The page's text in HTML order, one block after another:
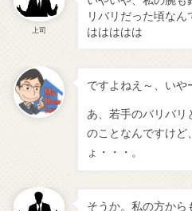
上司
リバリだった頃な
ははははは
ですよねえ～、いや
あ、若手のバリバリ
のことなんですけど
ょ・・・。
そうか。私の方から